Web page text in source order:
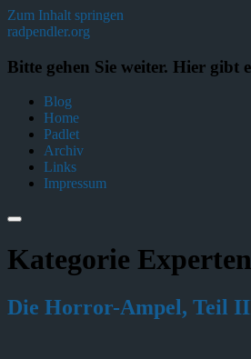
Zum Inhalt springen
radpendler.org
Bitte gehen Sie weiter. Hier gibt
Blog
Home
Padlet
Archiv
Links
Impressum
Kategorie
Die Horror-Ampel, Teil